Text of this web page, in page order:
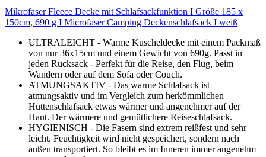
Mikrofaser Fleece Decke mit Schlafsackfunktion I Größe 185 x
150cm, 690 g I Microfaser Camping Deckenschlafsack I weiß
ULTRALEICHT - Warme Kuscheldecke mit einem Packmaß
von nur 36x15cm und einem Gewicht von 690g. Passt in
jeden Rucksack - Perfekt für die Reise, den Flug, beim
Wandern oder auf dem Sofa oder Couch.
ATMUNGSAKTIV - Das warme Schlafsack ist
atmungsaktiv und im Vergleich zum herkömmlichen
Hüttenschlafsack etwas wärmer und angenehmer auf der
Haut. Der wärmere und gemütlichere Reiseschlafsack.
HYGIENISCH - Die Fasern sind extrem reißfest und sehr
leicht. Feuchtigkeit wird nicht gespeichert, sondern nach
außen transportiert. So bleibt es im Inneren immer angenehm